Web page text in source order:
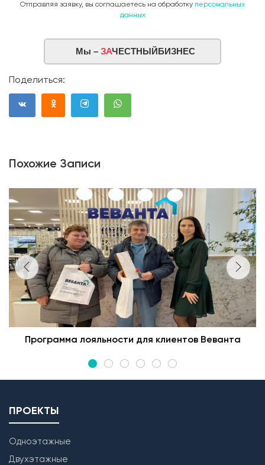
Отправляя заявку, вы соглашаетесь на обработку персональных
данных
Мы – ЗАЧЕСТНЫЙБИЗНЕС
Поделиться:
Похожие Записи
Программа лояльности для клиентов Веванта
ПРОЕКТЫ
Одноэтажные
Двухэтажные